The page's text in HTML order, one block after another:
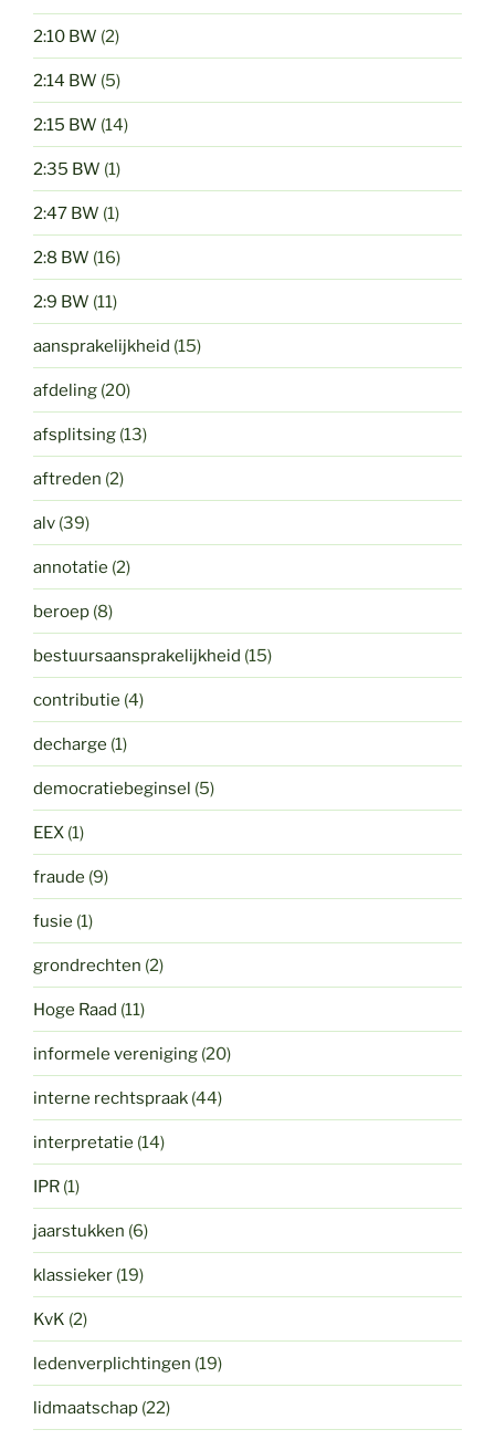
2:10 BW (2)
2:14 BW (5)
2:15 BW (14)
2:35 BW (1)
2:47 BW (1)
2:8 BW (16)
2:9 BW (11)
aansprakelijkheid (15)
afdeling (20)
afsplitsing (13)
aftreden (2)
alv (39)
annotatie (2)
beroep (8)
bestuursaansprakelijkheid (15)
contributie (4)
decharge (1)
democratiebeginsel (5)
EEX (1)
fraude (9)
fusie (1)
grondrechten (2)
Hoge Raad (11)
informele vereniging (20)
interne rechtspraak (44)
interpretatie (14)
IPR (1)
jaarstukken (6)
klassieker (19)
KvK (2)
ledenverplichtingen (19)
lidmaatschap (22)